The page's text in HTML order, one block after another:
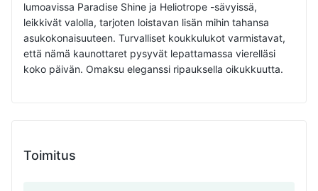
lumoavissa Paradise Shine ja Heliotrope -sävyissä,
leikkivät valolla, tarjoten loistavan lisän mihin tahansa
asukokonaisuuteen. Turvalliset koukkulukot varmistavat,
että nämä kaunottaret pysyvät lepattamassa vierelläsi
koko päivän. Omaksu eleganssi ripauksella oikukkuutta.
Toimitus